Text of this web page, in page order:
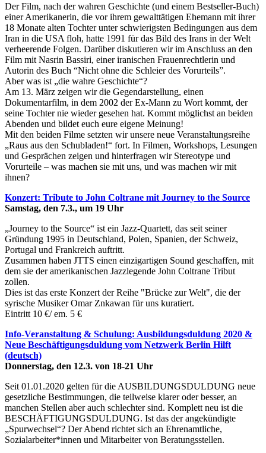
Der Film, nach der wahren Geschichte (und einem Bestseller-Buch)
einer Amerikanerin, die vor ihrem gewalttätigen Ehemann mit ihrer
18 Monate alten Tochter unter schwierigsten Bedingungen aus dem
Iran in die USA floh, hatte 1991 für das Bild des Irans in der Welt
verheerende Folgen. Darüber diskutieren wir im Anschluss an den
Film mit Nasrin Bassiri, einer iranischen Frauenrechtlerin und
Autorin des Buch “Nicht ohne die Schleier des Vorurteils”.
Aber was ist „die wahre Geschichte“?
Am 13. März zeigen wir die Gegendarstellung, einen
Dokumentarfilm, in dem 2002 der Ex-Mann zu Wort kommt, der
seine Tochter nie wieder gesehen hat. Kommt möglichst an beiden
Abenden und bildet euch eure eigene Meinung!
Mit den beiden Filme setzten wir unsere neue Veranstaltungsreihe
„Raus aus den Schubladen!“ fort. In Filmen, Workshops, Lesungen
und Gesprächen zeigen und hinterfragen wir Stereotype und
Vorurteile – was machen sie mit uns, und was machen wir mit
ihnen?
Konzert: Tribute to John Coltrane mit Journey to the Source
Samstag, den 7.3., um 19 Uhr
„Journey to the Source“ ist ein Jazz-Quartett, das seit seiner
Gründung 1995 in Deutschland, Polen, Spanien, der Schweiz,
Portugal und Frankreich auftritt.
Zusammen haben JTTS einen einzigartigen Sound geschaffen, mit
dem sie der amerikanischen Jazzlegende John Coltrane Tribut
zollen.
Dies ist das erste Konzert der Reihe "Brücke zur Welt", die der
syrische Musiker Omar Znkawan für uns kuratiert.
Eintritt 10 €/ em. 5 €
Info-Veranstaltung & Schulung: Ausbildungsduldung 2020 &
Neue Beschäftigungsduldung vom Netzwerk Berlin Hilft
(deutsch)
Donnerstag, den 12.3. von 18-21 Uhr
Seit 01.01.2020 gelten für die AUSBILDUNGSDULDUNG neue
gesetzliche Bestimmungen, die teilweise klarer oder besser, an
manchen Stellen aber auch schlechter sind. Komplett neu ist die
BESCHÄFTIGUNGSDULDUNG. Ist das der angekündigte
„Spurwechsel“? Der Abend richtet sich an Ehrenamtliche,
Sozialarbeiter*innen und Mitarbeiter von Beratungsstellen.